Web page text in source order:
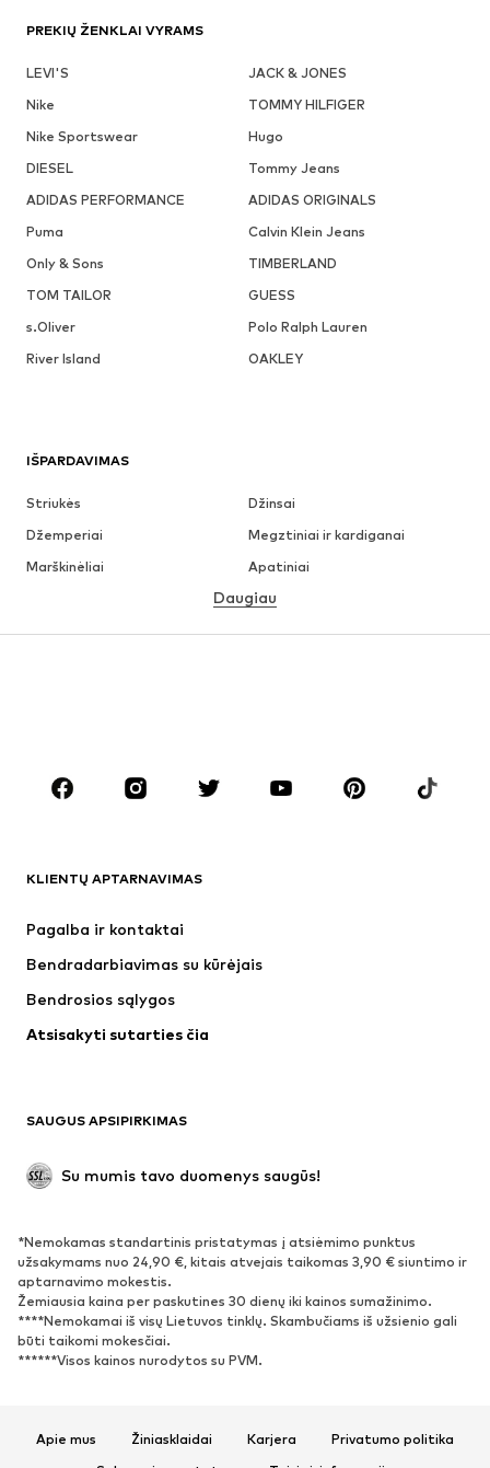
PREKIŲ ŽENKLAI VYRAMS
LEVI'S
JACK & JONES
Nike
TOMMY HILFIGER
Nike Sportswear
Hugo
DIESEL
Tommy Jeans
ADIDAS PERFORMANCE
ADIDAS ORIGINALS
Puma
Calvin Klein Jeans
Only & Sons
TIMBERLAND
TOM TAILOR
GUESS
s.Oliver
Polo Ralph Lauren
River Island
OAKLEY
IŠPARDAVIMAS
Striukės
Džinsai
Džemperiai
Megztiniai ir kardiganai
Marškinėliai
Apatiniai
Marškiniai
Paltai
Kostiumai ir švarkai
DRABUŽIAI
Striukės
Maudymosi drabužiai
Proginiai
BATAI
Naujienos
Atviri batai
Išskirtiniai
SPORTAS
Sportiniai drabužiai
AKSESUARAI
Daugiau
KLIENTŲ APTARNAVIMAS
Pagalba ir kontaktai
Bendradarbiavimas su kūrėjais
Bendrosios sąlygos
Atsisakyti sutarties čia
SAUGUS APSIPIRKIMAS
Su mumis tavo duomenys saugūs!
*Nemokamas standartinis pristatymas į atsiėmimo punktus
užsakymams nuo 24,90 €, kitais atvejais taikomas 3,90 € siuntimo ir
aptarnavimo mokestis.
Žemiausia kaina per paskutines 30 dienų iki kainos sumažinimo.
****Nemokamai iš visų Lietuvos tinklų. Skambučiams iš užsienio gali
būti taikomi mokesčiai.
******Visos kainos nurodytos su PVM.
Apie mus Žiniasklaidai Karjera
Privatumo politika